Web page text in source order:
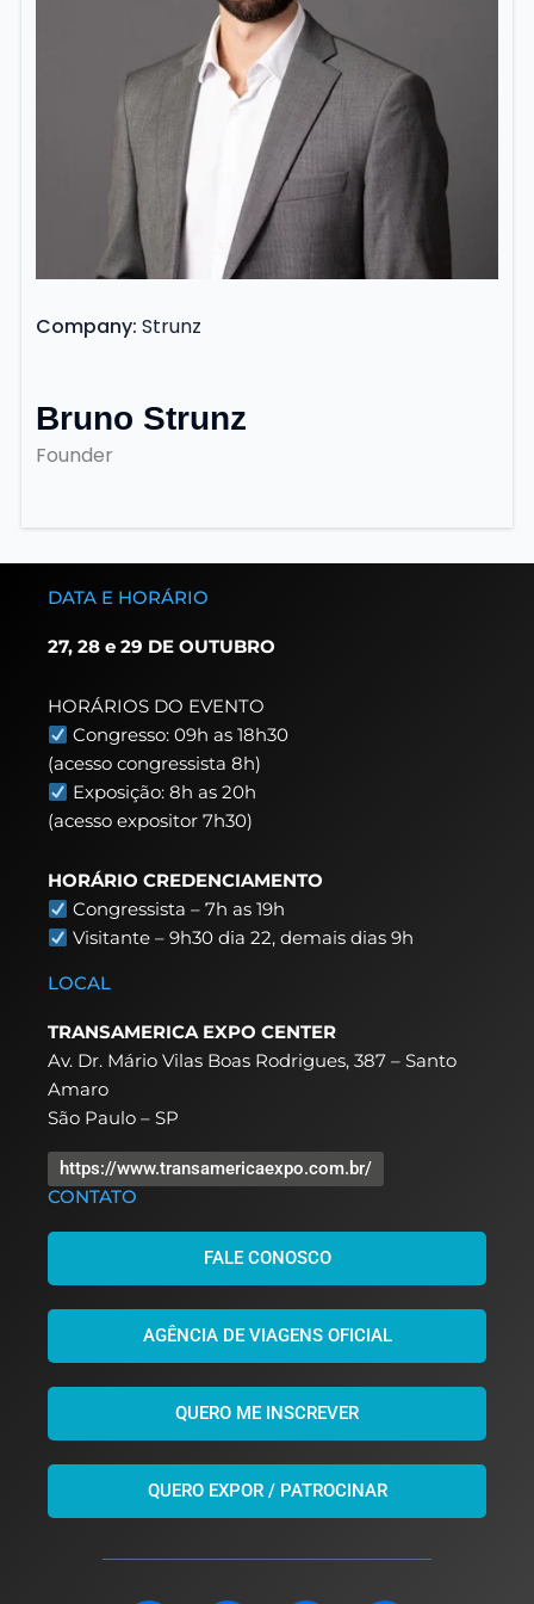
Company Strunz
Bruno Strunz
Founder
DATA E HORÁRIO
27, 28 e 29 DE OUTUBRO
HORÁRIOS DO EVENTO
Congresso: 09h as 18h30
(acesso congressista 8h)
Exposição: 8h as 20h
(acesso expositor 7h30)
HORÁRIO CREDENCIAMENTO
Congressista – 7h as 19h
Visitante – 9h30 dia 22,demais dias 9h
LOCAL
TRANSAMERICA EXPO CENTER
Av. Dr. Mário Vilas Boas Rodrigues, 387 – Santo
Amaro
São Paulo – SP
https://www.transamericaexpo.com.br/
CONTATO
FALE CONOSCO
AGÊNCIA DE VIAGENS OFICIAL
QUERO ME INSCREVER
QUERO EXPOR / PATROCINAR